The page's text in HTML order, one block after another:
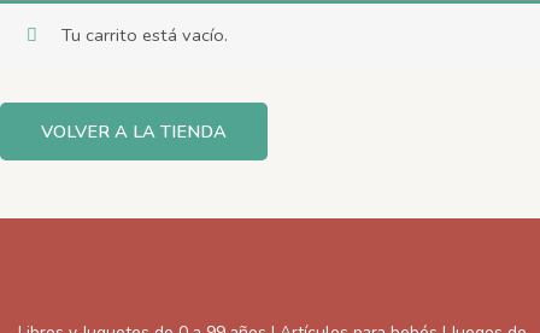
Tu carrito está vacío.
VOLVER A LA TIENDA